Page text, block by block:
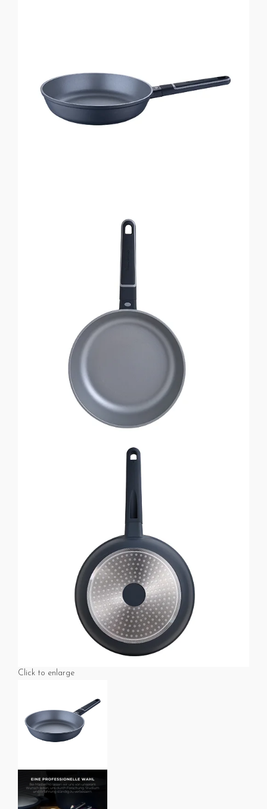
Click to enlarge